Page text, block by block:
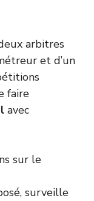
arbitres
et d’un
faire
avec
sur le
surveille